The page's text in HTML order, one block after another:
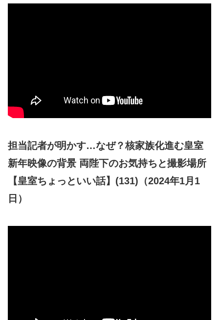
担当記者が明かす…なぜ？核家族化進む皇室
新年映像の背景 両陛下のお気持ちと撮影場所
【皇室ちょっといい話】(131)（2024年1月1
日）